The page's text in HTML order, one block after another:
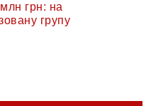
грн: на
групу